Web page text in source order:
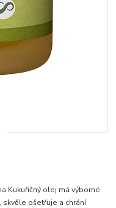
Kukuřičný olej má výborné
ošetřuje a chrání